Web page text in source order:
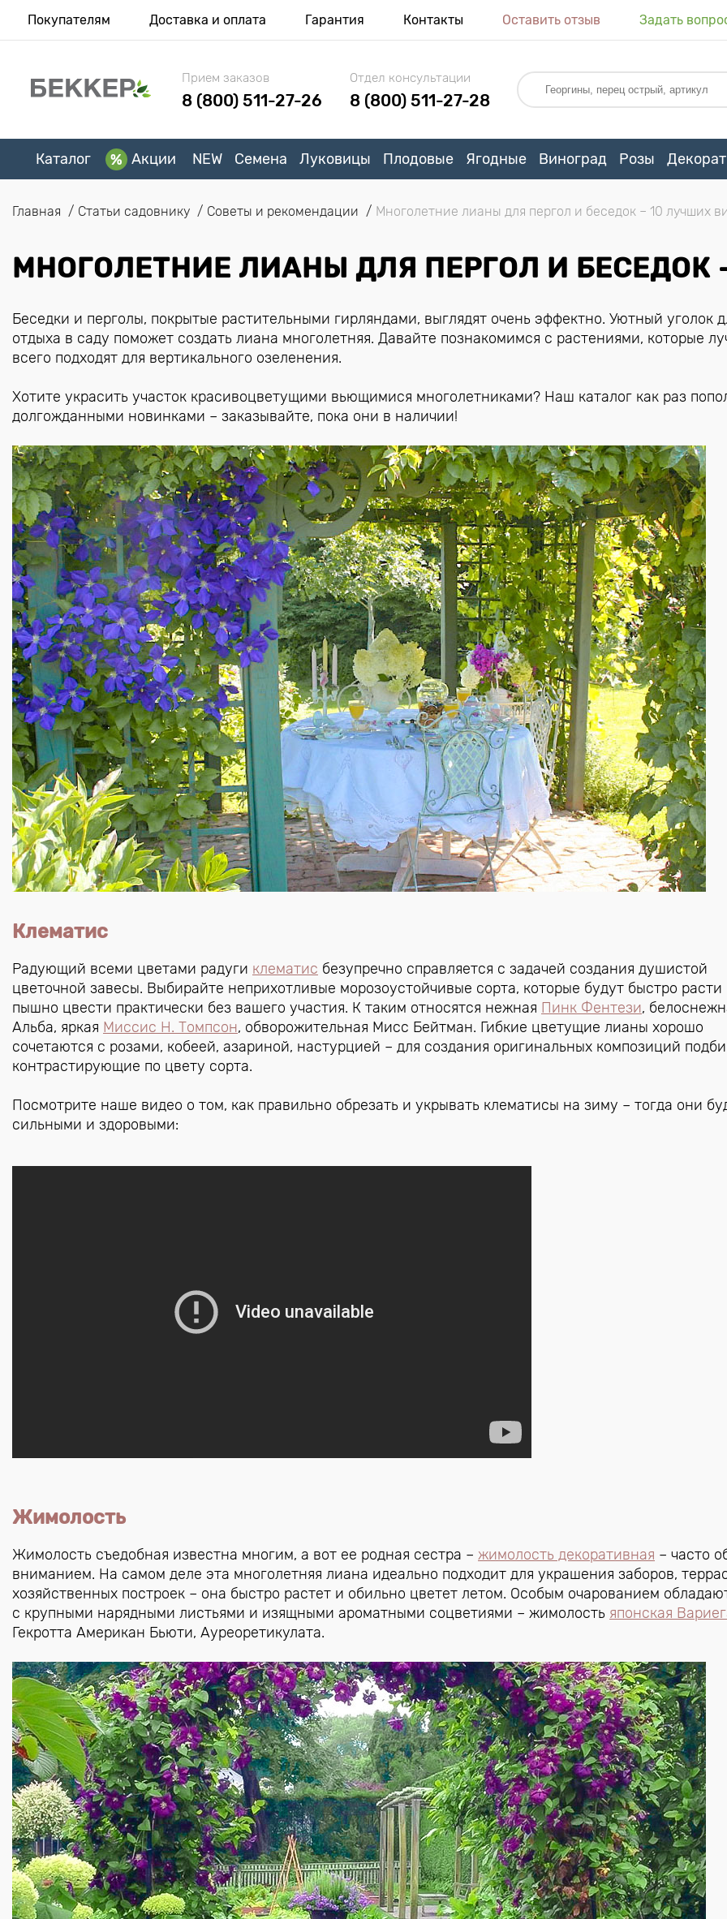
Покупателям Доставка и оплата Гарантия Контакты Оставить отзыв Задать
Прием заказов
8 (800) 511-27-26
Отдел консультации
8 (800) 511-27-28
Каталог Акции NEW Семена Луковицы Плодовые Ягодные Виноград Розы
Главная Статьи садовнику Советы и рекомендации Многолетние лианы для пергол и беседок – 10 лучших
МНОГОЛЕТНИЕ ЛИАНЫ ДЛЯ ПЕРГОЛ И БЕСЕДОК
Беседки и перголы, покрытые растительными гирляндами, выглядят очень эффектно. Уютный уголок
отдыха в саду поможет создать лиана многолетняя. Давайте познакомимся с растениями, которые
всего подходят для вертикального озеленения.
Хотите украсить участок красивоцветущими вьющимися многолетниками? Наш каталог как раз
долгожданными новинками – заказывайте, пока они в наличии!
Клематис
Радующий всеми цветами радуги клематис безупречно справляется с задачей создания душистой
цветочной завесы. Выбирайте неприхотливые морозоустойчивые сорта, которые будут быстро расти
пышно цвести практически без вашего участия. К таким относятся нежная Пинк Фентези,
Альба, яркая Миссис Н. Томпсон, обворожительная Мисс Бейтман. Гибкие цветущие лианы хорошо
сочетаются с розами, кобеей, азариной, настурцией – для создания оригинальных композиций
контрастирующие по цвету сорта.
Посмотрите наше видео о том, как правильно обрезать и укрывать клематисы на зиму – тогда они
сильными и здоровыми:
Жимолость
Жимолость съедобная известна многим, а вот ее родная сестра – жимолость декоративная – часто
вниманием. На самом деле эта многолетняя лиана идеально подходит для украшения заборов,
хозяйственных построек – она быстро растет и обильно цветет летом. Особым очарованием
с крупными нарядными листьями и изящными ароматными соцветиями – жимолость японская
Гекротта Американ Бьюти, Ауреоретикулата.